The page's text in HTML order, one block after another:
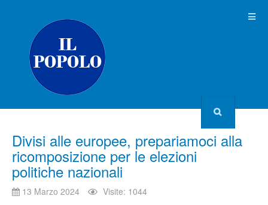
Divisi alle europee, prepariamoci alla
ricomposizione per le elezioni
politiche nazionali
13 Marzo 2024 Visite: 1044